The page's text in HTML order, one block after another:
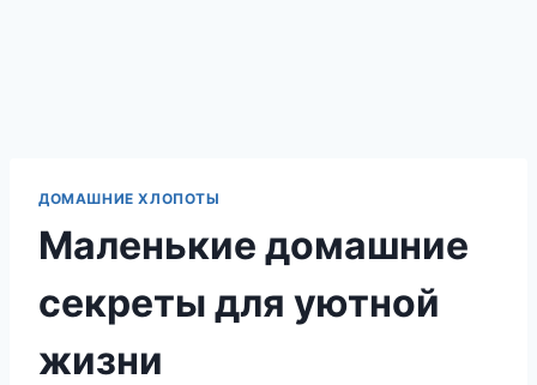
ДОМАШНИЕ ХЛОПОТЫ
Маленькие домашние
секреты для уютной
жизни